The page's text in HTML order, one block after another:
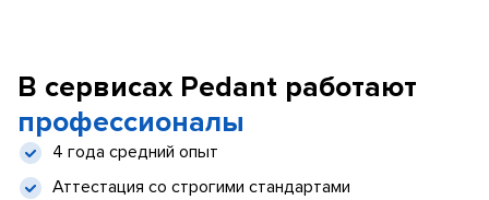
В сервисах Pedant работают
профессионалы
4 года средний опыт
Аттестация со строгими стандартами